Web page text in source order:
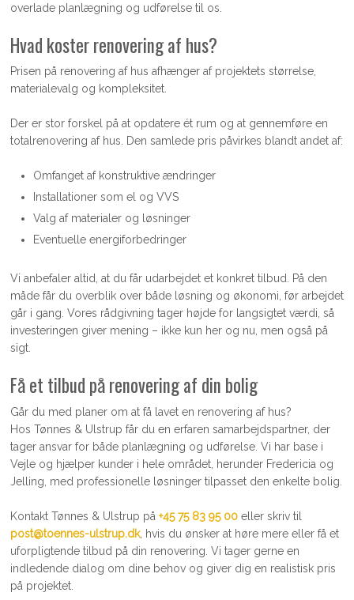
overlade planlægning og udførelse til os.
Hvad koster renovering af hus?
Prisen på renovering af hus afhænger af projektets størrelse,
materialevalg og kompleksitet.
Der er stor forskel på at opdatere ét rum og at gennemføre en
totalrenovering af hus. Den samlede pris påvirkes blandt andet af:
Omfanget af konstruktive ændringer
Installationer som el og VVS
Valg af materialer og løsninger
Eventuelle energiforbedringer
Vi anbefaler altid, at du får udarbejdet et konkret tilbud. På den
måde får du overblik over både løsning og økonomi, før arbejdet
går i gang. Vores rådgivning tager højde for langsigtet værdi, så
investeringen giver mening – ikke kun her og nu, men også på
sigt.
Få et tilbud på renovering af din bolig
Går du med planer om at få lavet en renovering af hus?
Hos Tønnes & Ulstrup får du en erfaren samarbejdspartner, der
tager ansvar for både planlægning og udførelse. Vi har base i
Vejle og hjælper kunder i hele området, herunder Fredericia og
Jelling, med professionelle løsninger tilpasset den enkelte bolig.
Kontakt Tønnes & Ulstrup på +45 75 83 95 00eller skriv til
post@toennes-ulstrup.dk, hvis du ønsker at høre mere eller få et
uforpligtende tilbud på din renovering. Vi tager gerne en
indledende dialog om dine behov og giver dig en realistisk pris
på projektet.